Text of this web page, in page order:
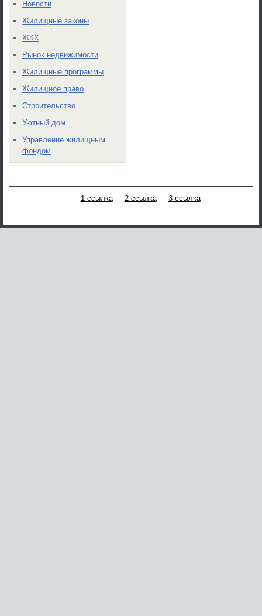
Новости
Жилищные законы
ЖКХ
Рынок недвижимости
Жилищные программы
Жилищное право
Строительство
Уютный дом
Управление жилищным
фондом
1 ссылка 2 ссылка 3 ссылка